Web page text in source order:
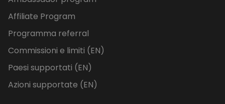
Affiliate Program
Programma referral
Commissioni e limiti (EN)
Paesi supportati (EN)
Azioni supportate (EN)